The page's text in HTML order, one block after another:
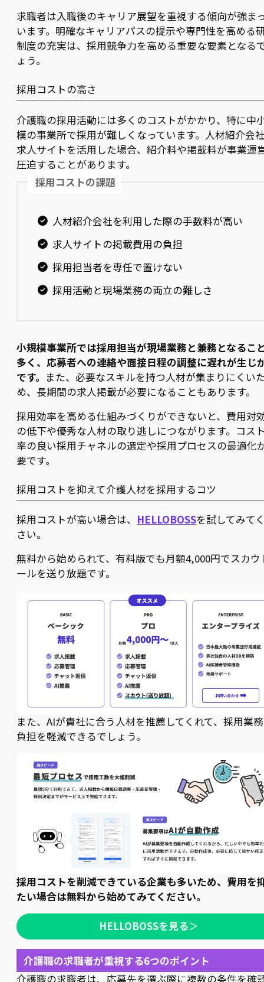
求職者は入職後のキャリア展望を重視する傾向が強ま
います。明確なキャリアパスの提示や専門性を高める
制度の充実は、採用競争力を高める重要な要素となる
ょう。
採用コストの高さ
介護職の採用活動には多くのコストがかかり、特に中
模の事業所で採用が難しくなっています。人材紹介会
求人サイトを活用した場合、紹介料や掲載料が事業運
圧迫することがあります。
採用コストの課題
人材紹介会社を利用した際の手数料が高い
求人サイトの掲載費用の負担
採用担当者を専任で置けない
採用活動と現場業務の両立の難しさ
小規模事業所では採用担当が現場業務と兼務となるこ
多く、応募者への連絡や面接日程の調整に遅れが生じ
です。 また、必要なスキルを持つ人材が集まりにくい
め、長期間の求人掲載が必要になることもあります。
採用効率を高める仕組みづくりができないと、費用対
の低下や優秀な人材の取り逃しにつながります。コス
率の良い採用チャネルの選定や採用プロセスの最適化
要です。
採用コストを抑えて介護人材を採用するコツ
採用コストが高い場合は、 HELLOBOSSを試してみて
さい。
無料から始められて、有料版でも月額4,000円でスカウ
ールを送り放題です。
また、AIが貴社に合う人材を推薦してくれて、採用業
負担を軽減できるでしょう。
採用コストを削減できている企業も多いため、費用を
たい場合は無料から始めてみてください。
HELLOBOSSを見る＞
介護職の求職者が重視する6つのポイント
介護職の求職者は、応募先を選ぶ際に複数の条件を確